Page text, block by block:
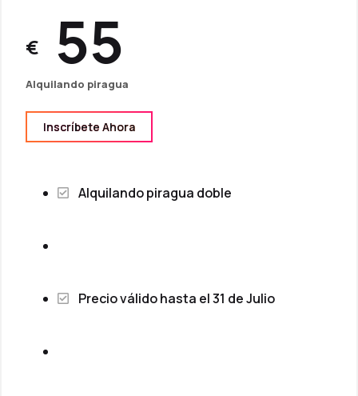
Alquilando piragua
€ 55
Alquilando piragua doble
Precio válido hasta el 31 de Julio
Inscríbete Ahora